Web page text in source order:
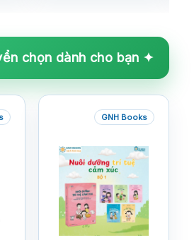
chọn dành cho bạn ✦
GNH Books